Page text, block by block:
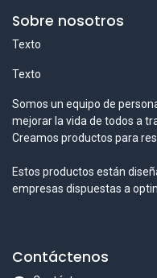
Sobre nosotros
Texto
Texto
Somos un equipo de
mejorar la vida de todos a
Creamos productos para
Estos productos están
empresas dispuestas a
Contáctenos